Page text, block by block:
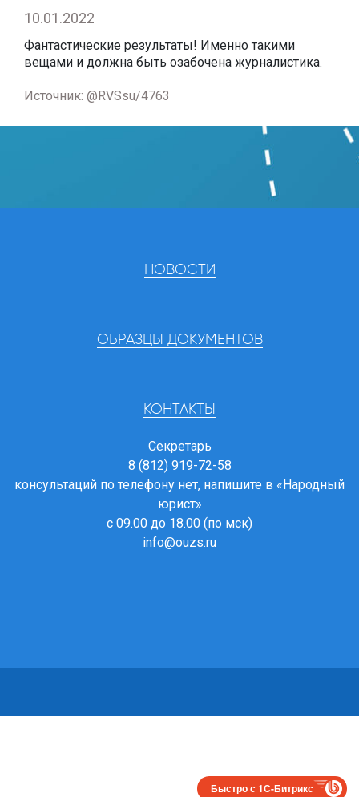
10.01.2022
Фантастические результаты! Именно такими
вещами и должна быть озабочена журналистика.
Источник: @RVSsu/4763
НОВОСТИ
ОБРАЗЦЫ ДОКУМЕНТОВ
КОНТАКТЫ
Секретарь
8 (812) 919-72-58
консультаций по телефону нет, напишите в «Народный
юрист»
с 09.00 до 18.00 (по мск)
info@ouzs.ru
Быстро с 1С-Битрикс